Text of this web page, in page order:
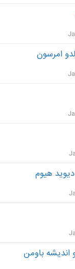
امرسون
هيوم
انديشه باومن